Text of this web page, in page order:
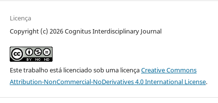
Licença
Copyright (c) 2026 Cognitus Interdisciplinary Journal
Este trabalho está licenciado sob uma licençaCreative Commons
Attribution-NonCommercial-NoDerivatives 4.0 International License.